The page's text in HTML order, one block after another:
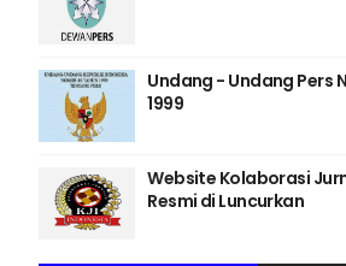
Undang - Undang Pers
1999
Website Kolaborasi
Resmi di Luncurkan